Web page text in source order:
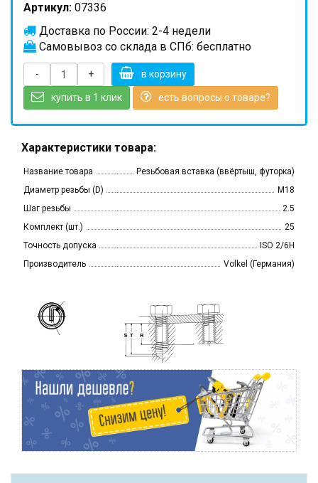
Артикул: 07336
Доставка по России: 2-4 недели
Самовывоз со склада в СПб: бесплатно
- + в корзину
купить в 1 клик есть вопросы о товаре?
Характеристики товара:
Название товара
Резьбовая вставка (ввёртыш, футорка)
Диаметр резьбы (D)
M18
Шаг резьбы
2.5
Комплект (шт.)
25
Точность допуска
ISO 2/6H
Производитель
Volkel (Германия)